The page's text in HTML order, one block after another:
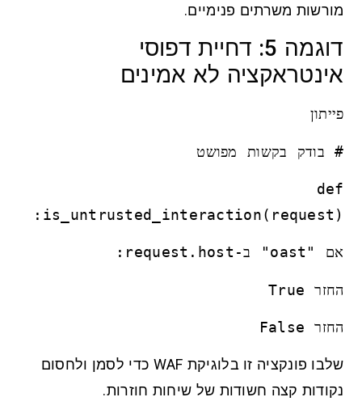
מורשות משרתים פנימיים.
דוגמה 5: דחיית דפוסי
אינטראקציה לא אמינים
פייתון
# בודק בקשות מפושט
def
is_untrusted_interaction(request):
אם "oast" ב-request.host:
החזר True
החזר False
שלבו פונקציה זו בלוגיקת WAF כדי לסמן ולחסום
נקודות קצה חשודות של שיחות חוזרות.